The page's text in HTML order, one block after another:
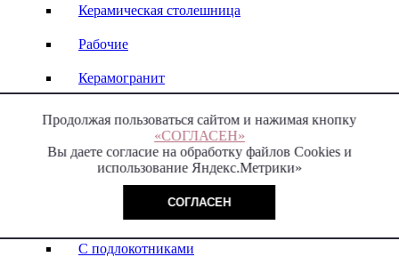
Продолжая пользоваться сайтом и нажимая кнопку
«СОГЛАСЕН»
Вы даете согласие на обработку файлов Cookies и
использование Яндекс.Метрики»
СОГЛАСЕН
Керамическая столешница
Рабочие
Керамогранит
Стулья премиум класса
С подлокотниками